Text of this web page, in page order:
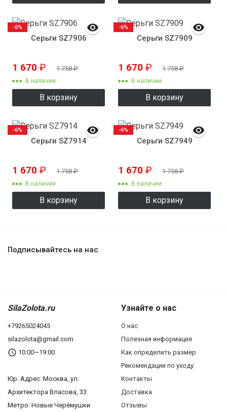
Серьги SZ7906
1 670 ₽ 1 758₽
В наличии
В корзину
-6%
Серьги SZ7909
1 670 ₽ 1 758₽
В наличии
В корзину
-6%
Серьги SZ7914
1 670 ₽ 1 758₽
В наличии
В корзину
-6%
Серьги SZ7949
1 670 ₽ 1 758₽
В наличии
В корзину
-6%
Подписывайтесь на нас
SilaZolota.ru
+79265024045
silazolota@gmail.com
10:00—19:00
Юр. Адреc: Москва, ул.
Архитектора Власова, 33
Метро: Новые Черёмушки
Узнайте о нас
О нас
Полезная информация
Как определить размер
Рекомендации по уходу
Контакты
Доставка
Отзывы